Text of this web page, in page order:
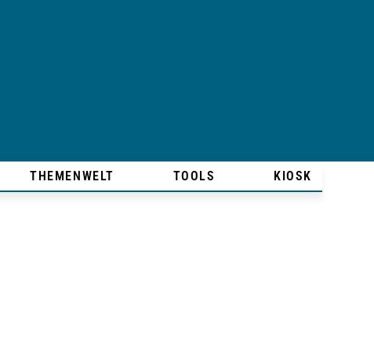
THEMENWELT TOOLS KIOSK